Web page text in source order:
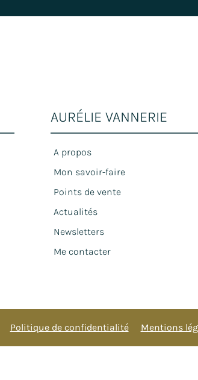
AURÉLIE VANNERIE
A propos
Mon savoir-faire
Points de vente
Actualités
Newsletters
Me contacter
Politique de confidentialité Mentions